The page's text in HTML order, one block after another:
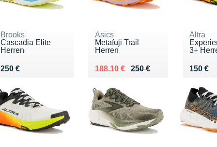
Brooks
Cascadia Elite
Herren
250 €
Vendu 250 €
Asics
Metafuji Trail
Herren
250 €
Au lieu de 250 €
188.10 €
Vendu 188.10 €
Altra
3+
150 €
Vendu